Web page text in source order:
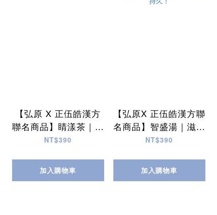
【弘原 X 正伍皓漢方
聯名商品】睛漾茶｜養
眼明目，清晰明亮！
NT$390
加入購物車
【弘原X 正伍皓漢方聯
名商品】智盛湯｜滋補
強身，增強體力，強筋
持久！
NT$390
加入購物車